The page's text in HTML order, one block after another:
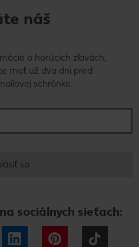
náš
o horúcich zľavách,
mať už dva dni pred
schránke.
sa
sociálnych sieťach:
LinkedIn Pinterest